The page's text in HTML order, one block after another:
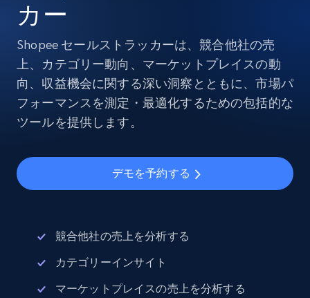
カー
Shopee セールストラッカーは、競合他社の売
上、カテゴリー動向、マーケットプレイスの動
向、収益機会に関する深い洞察とともに、市場パ
フォーマンスを測定・最適化するための包括的な
ツールを提供します。
デモを予約する
競合他社の売上を分析する
カテゴリーインサイト
マーケットプレイスの売上を分析する